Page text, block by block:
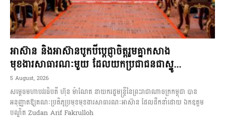
អាស៊ាន និងអាស៊ានបូកបីប្តេជ្ញាចិត្តរួមគ្នាកសាង
មុខងារសាធារណៈមួយ ដែលយកប្រជាជនជាស្នូ...
5 August, 2026
សម្តេចមហាបវរធិបតី ហ៊ុន ម៉ាណែត នាយករដ្ឋមន្ត្រីនៃព្រះរាជាណាចក្រកម្ពុជា បាន
អនុញ្ញាតឱ្យគណៈប្រតិភូប្រមុខមុខងារសាធារណៈអាស៊ាន ដែលដឹកនាំដោយ ឯកឧត្តម
បណ្ឌិត Zudan Arif Fakrulloh